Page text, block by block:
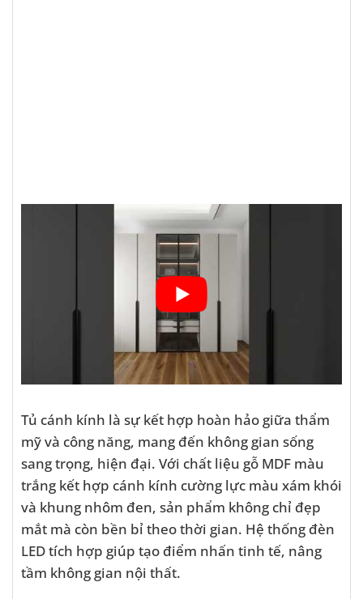
Tủ cánh kính là sự kết hợp hoàn hảo giữa thẩm
mỹ và công năng, mang đến không gian sống
sang trọng, hiện đại. Với chất liệu gỗ MDF màu
trắng kết hợp cánh kính cường lực màu xám khói
và khung nhôm đen, sản phẩm không chỉ đẹp
mắt mà còn bền bỉ theo thời gian. Hệ thống đèn
LED tích hợp giúp tạo điểm nhấn tinh tế, nâng
tầm không gian nội thất.